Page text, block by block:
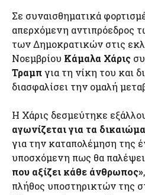
Σε συναισθηματικά
απερχόμενη αντιπρόεδρος
των Δημοκρατικών στις
Νοεμβρίου Κάμαλα Χάρις
Τραμπγια τη νίκη του και
διασφαλίσει την ομαλή
Η Χάρις δεσμεύτηκε
αγωνίζεται για τα
για την καταπολέμηση της
υποσχόμενη πως θα παλέψει
που αξίζει κάθε άνθρωπος»
πλήθος υποστηρικτών της